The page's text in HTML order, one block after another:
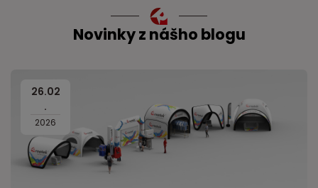
Novinky z nášho blogu
26.02
.
2026